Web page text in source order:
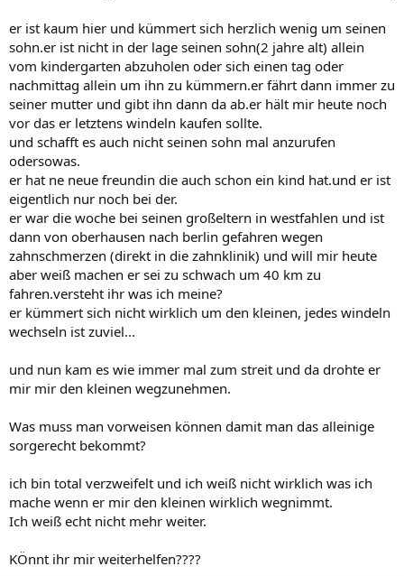
er ist kaum hier und kümmert sich herzlich wenig um seinen
sohn.er ist nicht in der lage seinen sohn(2 jahre alt) allein
vom kindergarten abzuholen oder sich einen tag oder
nachmittag allein um ihn zu kümmern.er fährt dann immer zu
seiner mutter und gibt ihn dann da ab.er hält mir heute noch
vor das er letztens windeln kaufen sollte.
und schafft es auch nicht seinen sohn mal anzurufen
odersowas.
er hat ne neue freundin die auch schon ein kind hat.und er ist
eigentlich nur noch bei der.
er war die woche bei seinen großeltern in westfahlen und ist
dann von oberhausen nach berlin gefahren wegen
zahnschmerzen (direkt in die zahnklinik) und will mir heute
aber weiß machen er sei zu schwach um 40 km zu
fahren.versteht ihr was ich meine?
er kümmert sich nicht wirklich um den kleinen, jedes windeln
wechseln ist zuviel...
und nun kam es wie immer mal zum streit und da drohte er
mir mir den kleinen wegzunehmen.
Was muss man vorweisen können damit man das alleinige
sorgerecht bekommt?
ich bin total verzweifelt und ich weiß nicht wirklich was ich
mache wenn er mir den kleinen wirklich wegnimmt.
Ich weiß echt nicht mehr weiter.
KÖnnt ihr mir weiterhelfen????